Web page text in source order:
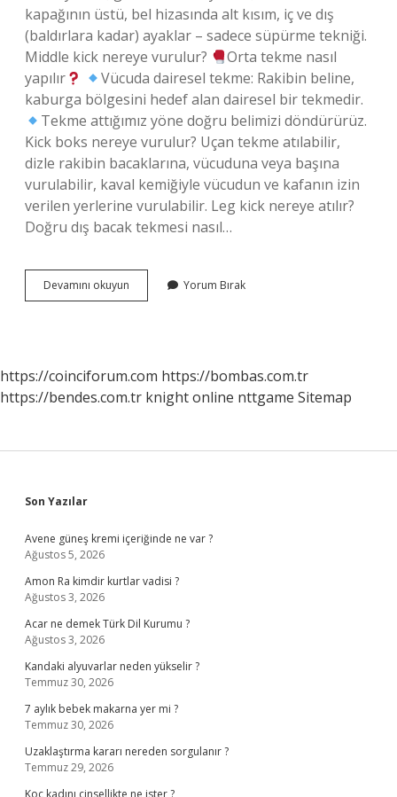
kapağının üstü, bel hizasında alt kısım, iç ve dış
(baldırlara kadar) ayaklar – sadece süpürme tekniği.
Middle kick nereye vurulur?
Orta tekme nasıl
yapılır
Vücuda dairesel tekme: Rakibin beline,
kaburga bölgesini hedef alan dairesel bir tekmedir.
Tekme attığımız yöne doğru belimizi döndürürüz.
Kick boks nereye vurulur? Uçan tekme atılabilir,
dizle rakibin bacaklarına, vücuduna veya başına
vurulabilir, kaval kemiğiyle vücudun ve kafanın izin
verilen yerlerine vurulabilir. Leg kick nereye atılır?
Doğru dış bacak tekmesi nasıl…
Devamını okuyun
Kick
Yorum Bırak
https://coinciforum.com https://bombas.com.tr
https://bendes.com.tr knight online nttgame Sitemap
Sidebar
Son Yazılar
Avene güneş kremi içeriğinde ne var ?
Ağustos 5, 2026
Amon Ra kimdir kurtlar vadisi ?
Ağustos 3, 2026
Acar ne demek Türk Dil Kurumu ?
Ağustos 3, 2026
Kandaki alyuvarlar neden yükselir ?
Temmuz 30, 2026
7 aylık bebek makarna yer mi ?
Temmuz 30, 2026
Uzaklaştırma kararı nereden sorgulanır ?
Temmuz 29, 2026
Koç kadını cinsellikte ne ister ?